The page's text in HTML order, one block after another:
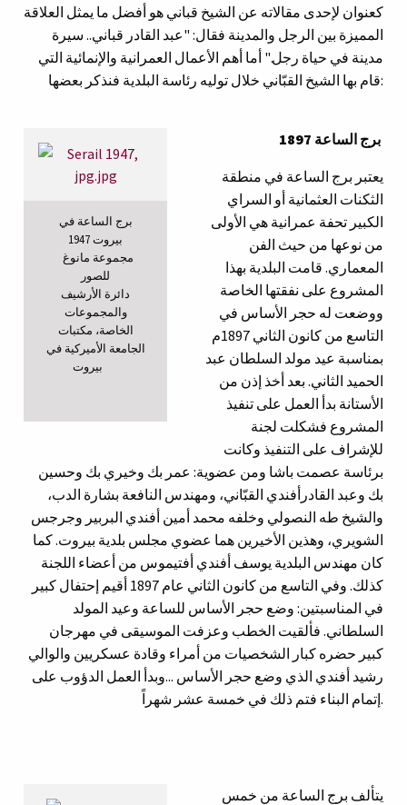
كعنوان لإحدى مقالاته عن الشيخ قباني هو أفضل ما يمثل العلاقة
المميزة بين الرجل والمدينة فقال: "عبد القادر قباني.. سيرة
مدينة في حياة رجل." أما أهم الأعمال العمرانية والإنمائية التي
قام بها الشيخ القبّاني خلال توليه رئاسة البلدية فنذكر بعضها:
برج الساعة في
بيروت 1947
للصور
دائرة الأرشيف
والمجموعات
الخاصة، مكتبات
الجامعة الأميركية في
يعتبر برج الساعة في منطقة
الثكنات العثمانية أو السراي
الكبير تحفة عمرانية هي الأولى
من نوعها من حيث الفن
المعماري. قامت البلدية بهذا
المشروع على نفقتها الخاصة
ووضعت له حجر الأساس في
التاسع من كانون الثاني 1897م
بمناسبة عيد مولد السلطان عبد
الحميد الثاني. بعد أخذ إذن من
الأستانة بدأ العمل على تنفيذ
المشروع فشكلت لجنة
للإشراف على التنفيذ وكانت
برئاسة عصمت باشا ومن عضوية: عمر بك وخيري بك وحسين
بك وعبد القادرأفندي القبّاني، ومهندس النافعة بشارة الدب،
والشيخ طه النصولي وخلفه محمد أمين أفندي البربير وجرجس
الشويري، وهذين الأخيرين هما عضوي مجلس بلدية بيروت. كما
كان مهندس البلدية يوسف أفندي أفتيموس من أعضاء اللجنة
كذلك. وفي التاسع من كانون الثاني عام 1897 أقيم إحتفال كبير
في المناسبتين: وضع حجر الأساس للساعة وعيد المولد
السلطاني. فألقيت الخطب وعزفت الموسيقى في مهرجان
كبير حضره كبار الشخصيات من أمراء وقادة عسكريين والوالي
رشيد أفندي الذي وضع حجر الأساس ...وبدأ العمل الدؤوب على
إتمام البناء فتم ذلك في خمسة عشر شهراً.
يتألف برج الساعة من خمس